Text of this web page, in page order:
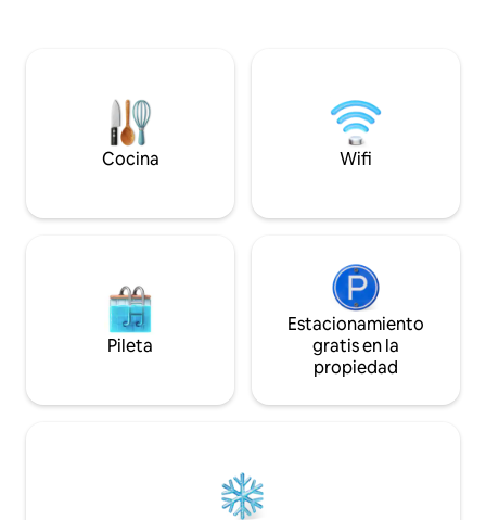
las agujas de la catedral? Está aquí, está
en el lugar correcto.
Cocina Wifi
Pileta
Estacionamiento
gratis en la
propiedad